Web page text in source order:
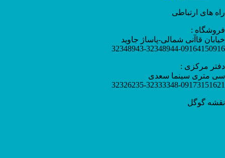
راه های ارتباطی
فروشگاه :
خیابان قاآنی شمالی-پاساژ جاوید
32348943-32348944-09164150916
دفتر مرکزی :
سی متری سینما سعدی
32326235-32333348-09173151621
نقشه گوگل